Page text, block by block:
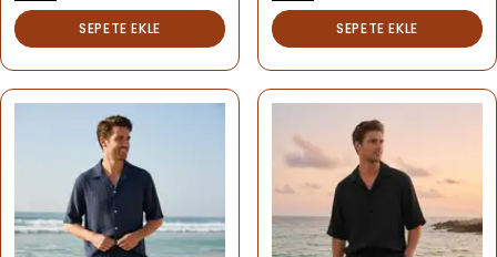
SEPETE EKLE SEPETE EKLE